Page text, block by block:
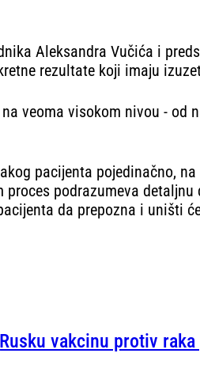
Aleksandra Vučića i
rezultate koji imaju
veoma visokom nivou -
pacijenta pojedinačno,
podrazumeva
da prepozna i uništi
Rusku vakcinu protiv